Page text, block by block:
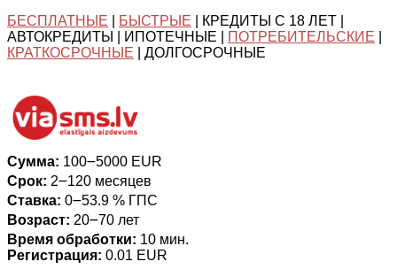
БЕСПЛАТНЫЕ
БЫСТРЫЕ | КРЕДИТЫ С 18 ЛЕТ |
АВТОКРЕДИТЫ | ИПОТЕЧНЫЕ |
ПОТРЕБИТЕЛЬСКИЕ
КРАТКОСРОЧНЫЕ | ДОЛГОСРОЧНЫЕ
Сумма: 100౼5000 EUR
Срок: 2౼120 месяцев
Ставка: 0౼53.9 % ГПС
Возраст: 20౼70 лет
Время обработки: 10 мин.
Регистрация: 0.01 EUR